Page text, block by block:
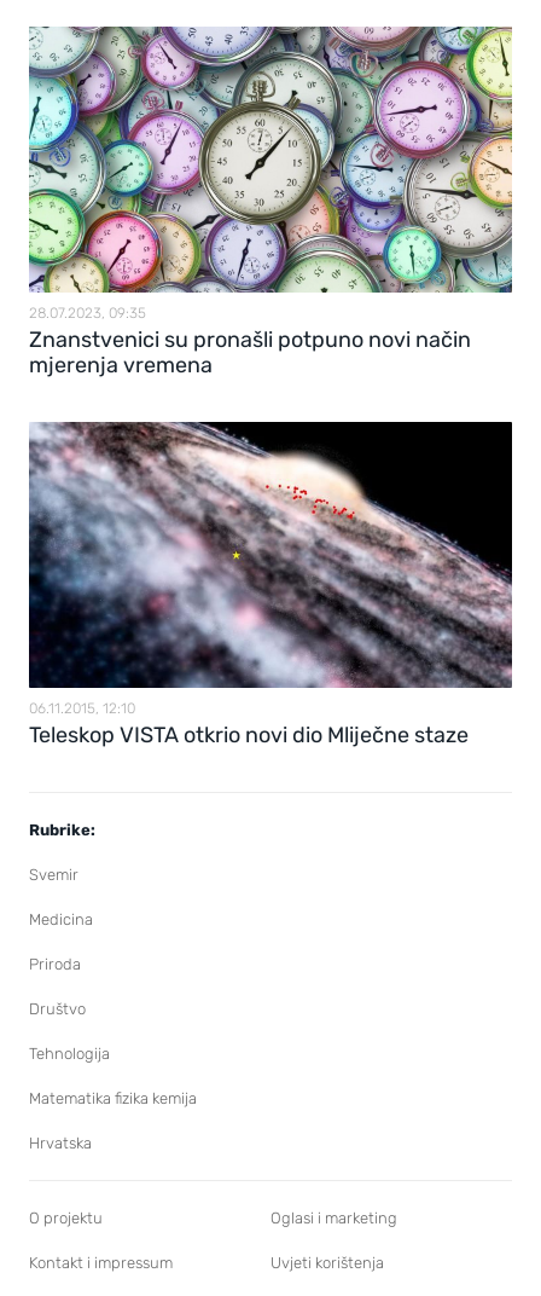
28.07.2023, 09:35
Znanstvenici su pronašli potpuno novi način
mjerenja vremena
06.11.2015, 12:10
Teleskop VISTA otkrio novi dio Mliječne staze
Rubrike:
Svemir
Medicina
Priroda
Društvo
Tehnologija
Matematika fizika kemija
Hrvatska
O projektu Oglasi i marketing
Kontakt i impressum Uvjeti korištenja